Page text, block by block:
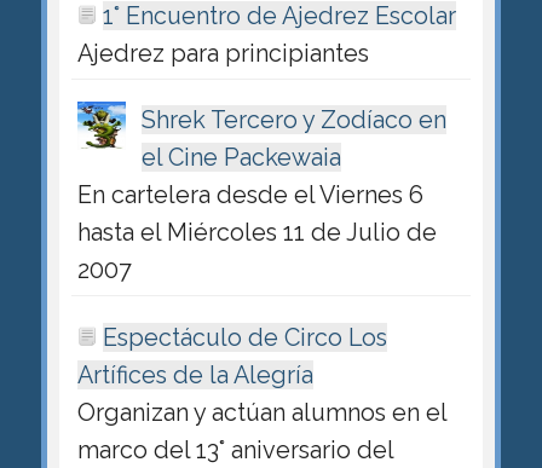
1° Encuentro de Ajedrez Escolar
Ajedrez para principiantes
Shrek Tercero y Zodíaco en
el Cine Packewaia
En cartelera desde el Viernes 6
hasta el Miércoles 11 de Julio de
2007
Espectáculo de Circo Los
Artífices de la Alegría
Organizan y actúan alumnos en el
marco del 13° aniversario del